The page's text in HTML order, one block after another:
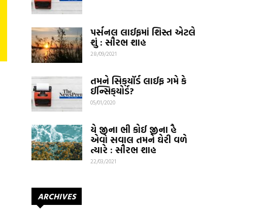
પર્સનલ લાઈફમાં શિસ્ત એટલે
શું : સૌરભ શાહ
28/09/2021
તમને સિક્‌યૉર્ડ લાઈફ ગમે કે
ઈન્સિક્‌યોર્ડ?
05/01/2020
યે જીના ભી કોઈ જીના હૈ
એવો સવાલ તમને ઘેરી વળે
ત્યારે : સૌરભ શાહ
22/03/2021
ARCHIVES